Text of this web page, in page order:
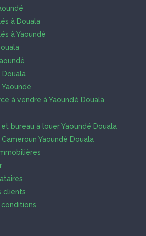
à Douala
à Yaoundé
Douala
à vendre à Yaoundé Douala
bureau à louer Yaoundé Douala
Yaoundé Douala
clients